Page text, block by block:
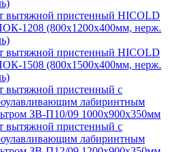
вытяжной пристенный HICOLD
1208 (800х1200х400мм, нерж.
вытяжной пристенный HICOLD
1508 (800х1500х400мм, нерж.
вытяжной пристенный с
лабиринтным
ЗВ-П10/09 1000х900х350мм
вытяжной пристенный с
лабиринтным